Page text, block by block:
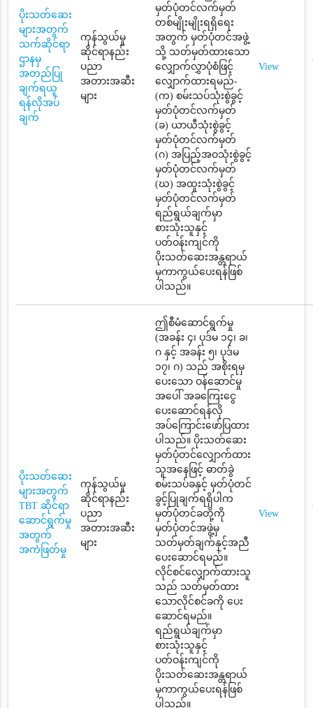
ပိုးသတ်ဆေး
များအတွက်
သက်ဆိုင်ရာ
ဌာနမှ
အတည်ပြု
ချက်ရယူ
ရန်လိုအပ်
ချက်
ကုန်သွယ်မှု
ဆိုင်ရာနည်း
ပညာ
အတားအဆီး
များ
မှတ်ပုံတင်လက်မှတ်
တစ်မျိုးမျိုးရရှိရေး
အတွက် မှတ်ပုံတင်အဖွဲ့
သို့ သတ်မှတ်ထားသော
လျှောက်လွှာပုံစံဖြင့်
လျှောက်ထားရမည်-
(က) စမ်းသပ်သုံးစွဲခွင့်
မှတ်ပုံတင်လက်မှတ်
(ခ) ယာယီသုံးစွဲခွင့်
မှတ်ပုံတင်လက်မှတ်
(ဂ) အပြည့်အဝသုံးစွဲခွင့်
မှတ်ပုံတင်လက်မှတ်
(ဃ) အထူးသုံးစွဲခွင့်
မှတ်ပုံတင်လက်မှတ်
ရည်ရွယ်ချက်မှာ
စားသုံးသူနှင့်
ပတ်ဝန်းကျင်ကို
ပိုးသတ်ဆေးအန္တရာယ်
မှကာကွယ်ပေးရန်ဖြစ်
ပါသည်။
View
ပိုးသတ်ဆေး
များအတွက်
TBT ဆိုင်ရာ
ဆောင်ရွက်မှု
အတွက်
အကဲဖြတ်မှု
ကုန်သွယ်မှု
ဆိုင်ရာနည်း
ပညာ
အတားအဆီး
များ
ဤစီမံဆောင်ရွက်မှု
(အခန်း ၄၊ ပုဒ်မ ၁၄၊ ခ၊
ဂ နှင့် အခန်း ၅၊ ပုဒ်မ
၁၇၊ ဂ) သည် အစိုးရမှ
ပေးသော ဝန်ဆောင်မှု
အပေါ် အခကြေးငွေ
ပေးဆောင်ရန်လို
အပ်ကြောင်းဖော်ပြထား
ပါသည်။ ပိုးသတ်ဆေး
မှတ်ပုံတင်လျှောက်ထား
သူအနေဖြင့် ဓာတ်ခွဲ
စမ်းသပ်ခနှင့် မှတ်ပုံတင်
ခွင့်ပြုချက်ရရှိပါက
မှတ်ပုံတင်ခတို့ကို
မှတ်ပုံတင်အဖွဲ့မှ
သတ်မှတ်ချက်နှင့်အညီ
ပေးဆောင်ရမည်။
လိုင်စင်လျှောက်ထားသူ
သည် သတ်မှတ်ထား
သောလိုင်စင်ခကို ပေး
ဆောင်ရမည်။
ရည်ရွယ်ချက်မှာ
စားသုံးသူနှင့်
ပတ်ဝန်းကျင်ကို
ပိုးသတ်ဆေးအန္တရာယ်
မှကာကွယ်ပေးရန်ဖြစ်
ပါသည်။
View